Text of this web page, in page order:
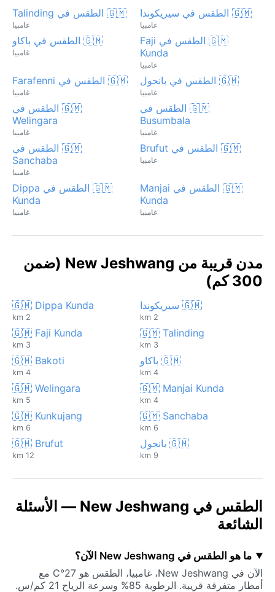
🇬🇲 الطقس في سيريكوندا
غامبيا
🇬🇲 الطقس في Talinding
غامبيا
🇬🇲 الطقس في Faji
Kunda
غامبيا
🇬🇲 الطقس في باكاو
غامبيا
🇬🇲 الطقس في بانجول
غامبيا
🇬🇲 الطقس في Farafenni
غامبيا
🇬🇲 الطقس في
Busumbala
غامبيا
🇬🇲 الطقس في
Welingara
غامبيا
🇬🇲 الطقس في Brufut
غامبيا
🇬🇲 الطقس في
Sanchaba
غامبيا
🇬🇲 الطقس في Manjai
Kunda
غامبيا
🇬🇲 الطقس في Dippa
Kunda
غامبيا
مدن قريبة من New Jeshwang (ضمن
300 كم)
🇬🇲 سيريكوندا
2 km
🇬🇲 Dippa Kunda
2 km
🇬🇲 Talinding
3 km
🇬🇲 Faji Kunda
3 km
🇬🇲 باكاو
4 km
🇬🇲 Bakoti
4 km
🇬🇲 Manjai Kunda
4 km
🇬🇲 Welingara
5 km
🇬🇲 Sanchaba
6 km
🇬🇲 Kunkujang
6 km
🇬🇲 بانجول
9 km
🇬🇲 Brufut
12 km
الطقس في New Jeshwang — الأسئلة
الشائعة
ما هو الطقس في New Jeshwang الآن؟
الآن في New Jeshwang، غامبيا، الطقس هو 27°C مع
أمطار متفرقة قريبة. الرطوبة 85% وسرعة الرياح 21 كم/س.